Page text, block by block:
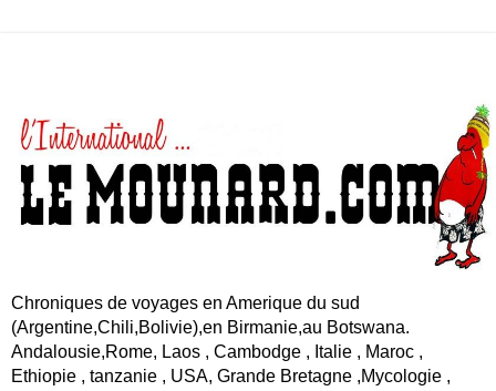
Chroniques de voyages en Amerique du sud
(Argentine,Chili,Bolivie),en Birmanie,au Botswana.
Andalousie,Rome, Laos , Cambodge , Italie , Maroc ,
Ethiopie , tanzanie , USA, Grande Bretagne ,Mycologie ,